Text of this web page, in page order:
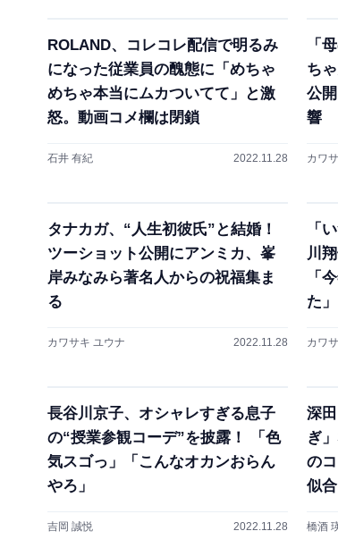
ROLAND、コレコレ配信で明るみ
になった従業員の醜態に「めちゃ
めちゃ本当にムカついてて」と激
怒。動画コメ欄は閉鎖
石井 有紀 2022.11.28
「
ち
公
響
カワ
タナカガ、“人生初彼氏”と結婚！
ツーショット公開にアンミカ、峯
岸みなみら著名人からの祝福集ま
る
カワサキ ユウナ 2022.11.28
「
川
「
た」
カワ
長谷川京子、オシャレすぎる息子
の“授業参観コーデ”を披露！ 「色
気スゴっ」「こんなオカンおらん
やろ」
吉岡 誠悦 2022.11.28
深
ぎ
の
似
橋酒